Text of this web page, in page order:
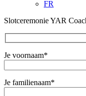
FR
Slotceremonie YAR
Je voornaam*
Je familienaam*